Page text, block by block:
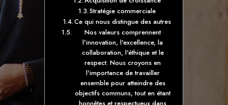
Stratégie commerciale
Ce qui nous distingue des autres
Nos valeurs comprennent
l'innovation, l'excellence, la
collaboration, l'éthique et le
respect. Nous croyons en
l'importance de travailler
ensemble pour atteindre des
objectifs communs, tout en étant